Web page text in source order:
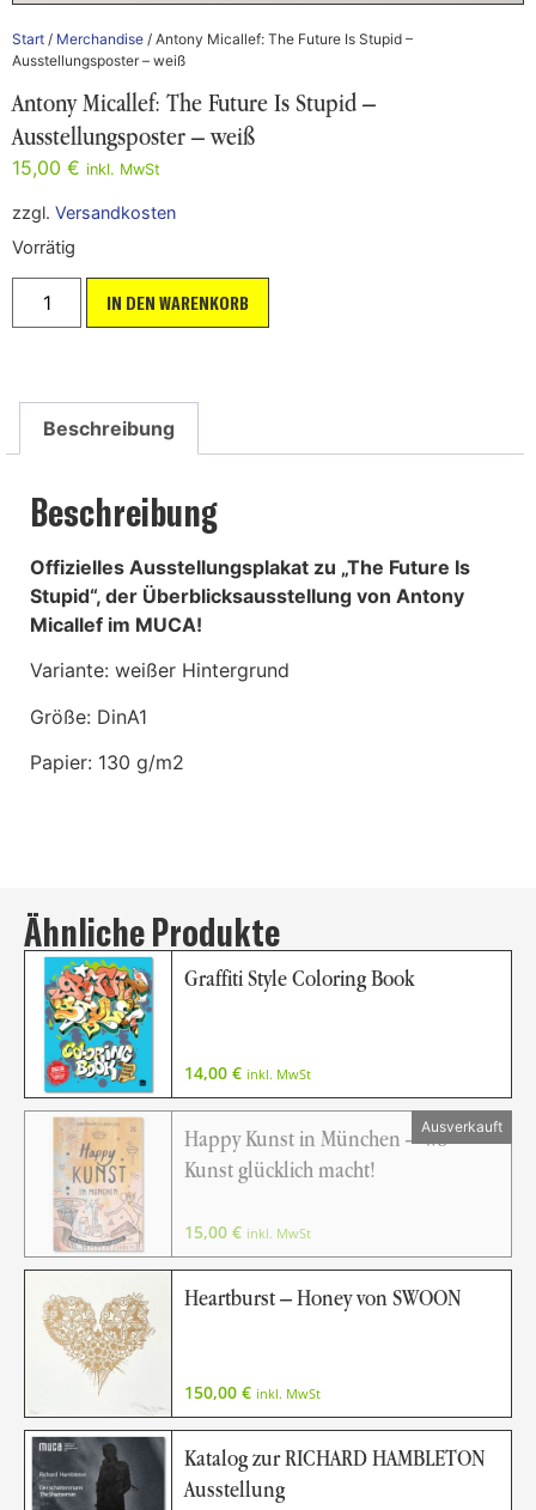
Start / Merchandise / Antony Micallef: The Future Is Stupid –
Ausstellungsposter – weiß
Antony Micallef: The Future Is Stupid –
Ausstellungsposter – weiß
15,00 € inkl. MwSt
zzgl. Versandkosten
Vorrätig
IN DEN WARENKORB
Beschreibung
Beschreibung
Offizielles Ausstellungsplakat zu „The Future Is
Stupid“, der Überblicksausstellung von Antony
Micallef im MUCA!
Variante: weißer Hintergrund
Größe: DinA1
Papier: 130 g/m2
Ähnliche Produkte
Graffiti Style Coloring Book
14,00 € inkl. MwSt
Happy Kunst in München – Wo
Kunst glücklich macht!
15,00 € inkl. MwSt
Heartburst – Honey von SWOON
150,00 € inkl. MwSt
Katalog zur RICHARD HAMBLETON
Ausstellung